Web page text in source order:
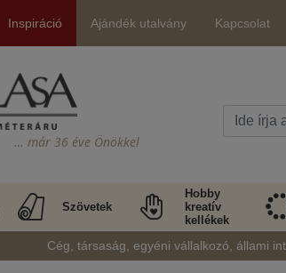
Inspiráció Ajándék utalvány Kapcsolat
… már 36 éve Önökkel
Szövetek
Hobby
kreatív
kellékek
Cég, társaság, egyéni vállalkozó, állami